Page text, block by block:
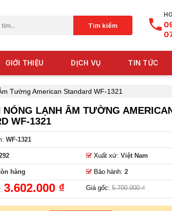
Tìm kiếm
GIỚI THIỆU DỊCH VỤ TIN TỨC
Tường American Standard WF-1321
NÓNG LẠNH ÂM TƯỜNG
WF-1321
WF-1321
Xuất xứ:Việt Nam
hàng Bảo hành:2
3.602.000 ₫ Giá gốc:5.700.000 ₫